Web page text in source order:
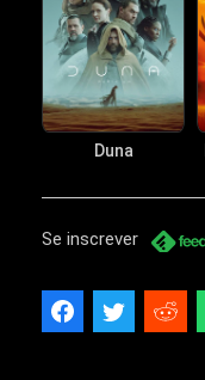
Duna
Se inscrever